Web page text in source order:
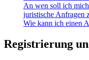
An wen soll ich
juristische Anfragen
Wie kann ich einen
Registrierung